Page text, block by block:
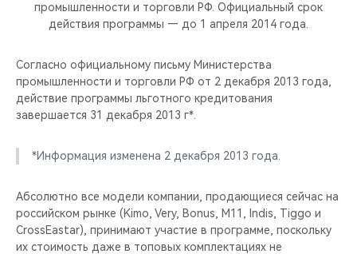
СЕДАНЫ
НОВИНКИ
CHERY REMOTE
CHERY И СПОРТ
НАШИ МЕРОПРИЯТИЯ
ВИДЕООБЗОРЫ
промышленности и торговли РФ. Официальный срок
действия программы — до 1 апреля 2014 года.
Согласно официальному письму Министерства
промышленности и торговли РФ от 2 декабря 2013 года,
действие программы льготного кредитования
завершается 31 декабря 2013 г*.
*Информация изменена 2 декабря 2013 года.
Абсолютно все модели компании, продающиеся сейчас на
российском рынке (Kimo, Very, Bonus, M11, Indis, Tiggo и
CrossEastar), принимают участие в программе, поскольку
их стоимость даже в топовых комплектациях не